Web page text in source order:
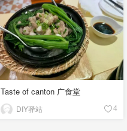
Taste of canton 广食堂
DIY驿站 4